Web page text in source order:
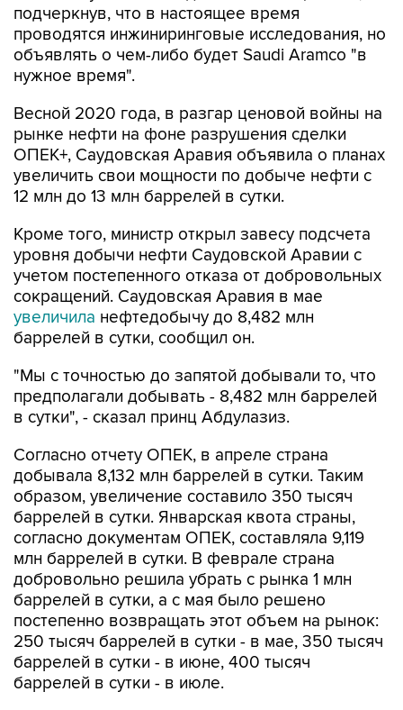
подчеркнув, что в настоящее время
проводятся инжиниринговые исследования, но
объявлять о чем-либо будет Saudi Aramco "в
нужное время".
Весной 2020 года, в разгар ценовой войны на
рынке нефти на фоне разрушения сделки
ОПЕК+, Саудовская Аравия объявила о планах
увеличить свои мощности по добыче нефти с
12 млн до 13 млн баррелей в сутки.
Кроме того, министр открыл завесу подсчета
уровня добычи нефти Саудовской Аравии с
учетом постепенного отказа от добровольных
сокращений. Саудовская Аравия в мае
увеличила нефтедобычу до 8,482 млн
баррелей в сутки, сообщил он.
"Мы с точностью до запятой добывали то, что
предполагали добывать - 8,482 млн баррелей
в сутки", - сказал принц Абдулазиз.
Согласно отчету ОПЕК, в апреле страна
добывала 8,132 млн баррелей в сутки. Таким
образом, увеличение составило 350 тысяч
баррелей в сутки. Январская квота страны,
согласно документам ОПЕК, составляла 9,119
млн баррелей в сутки. В феврале страна
добровольно решила убрать с рынка 1 млн
баррелей в сутки, а с мая было решено
постепенно возвращать этот объем на рынок:
250 тысяч баррелей в сутки - в мае, 350 тысяч
баррелей в сутки - в июне, 400 тысяч
баррелей в сутки - в июле.